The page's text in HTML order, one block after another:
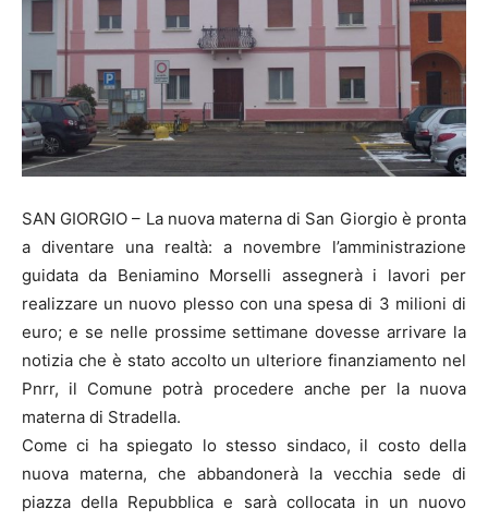
SAN GIORGIO – La nuova materna di San Giorgio è pronta
a diventare una realtà: a novembre l’amministrazione
guidata da Beniamino Morselli assegnerà i lavori per
realizzare un nuovo plesso con una spesa di 3 milioni di
euro; e se nelle prossime settimane dovesse arrivare la
notizia che è stato accolto un ulteriore finanziamento nel
Pnrr, il Comune potrà procedere anche per la nuova
materna di Stradella.
Come ci ha spiegato lo stesso sindaco, il costo della
nuova materna, che abbandonerà la vecchia sede di
piazza della Repubblica e sarà collocata in un nuovo